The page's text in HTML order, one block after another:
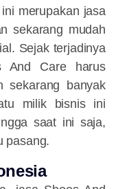
merupakan jasa
sekarang mudah
Sejak terjadinya
And Care harus
sekarang banyak
milik bisnis ini
saat ini saja,
pasang.